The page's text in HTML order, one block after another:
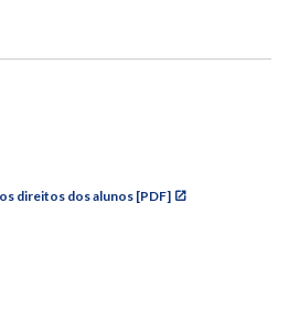
direitos dos alunos [PDF]